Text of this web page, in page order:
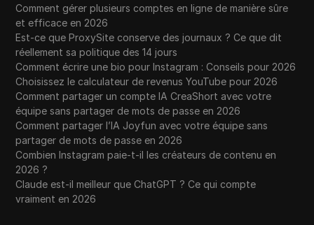
Comment gérer plusieurs comptes en ligne de manière sûre
et efficace en 2026
Est-ce que ProxySite conserve des journaux ? Ce que dit
réellement sa politique des 14 jours
Comment écrire une bio pour Instagram : Conseils pour 2026
Choisissez le calculateur de revenus YouTube pour 2026
Comment partager un compte IA CreaShort avec votre
équipe sans partager de mots de passe en 2026
Comment partager l’IA Joyfun avec votre équipe sans
partager de mots de passe en 2026
Combien Instagram paie-t-il les créateurs de contenu en
2026 ?
Claude est-il meilleur que ChatGPT ? Ce qui compte
vraiment en 2026